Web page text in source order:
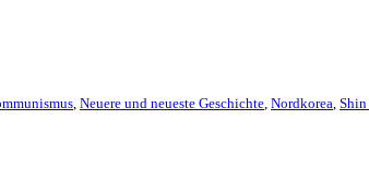
Neuere und neueste Geschichte Nordkorea Shin